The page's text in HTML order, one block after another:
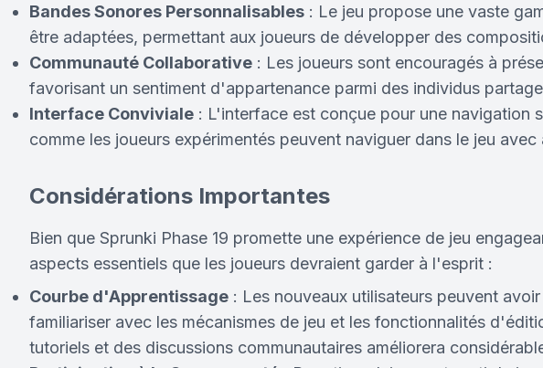
Bandes Sonores Personnalisables : Le jeu propose une vaste
être adaptées, permettant aux joueurs de développer des
Communauté Collaborative : Les joueurs sont encouragés à
favorisant un sentiment d'appartenance parmi des individus
Interface Conviviale : L'interface est conçue pour une navigation
comme les joueurs expérimentés peuvent naviguer dans le jeu avec
Considérations Importantes
Bien que Sprunki Phase 19 promette une expérience de jeu
aspects essentiels que les joueurs devraient garder à l'esprit :
Courbe d'Apprentissage : Les nouveaux utilisateurs peuvent
familiariser avec les mécanismes de jeu et les fonctionnalités
tutoriels et des discussions communautaires améliorera